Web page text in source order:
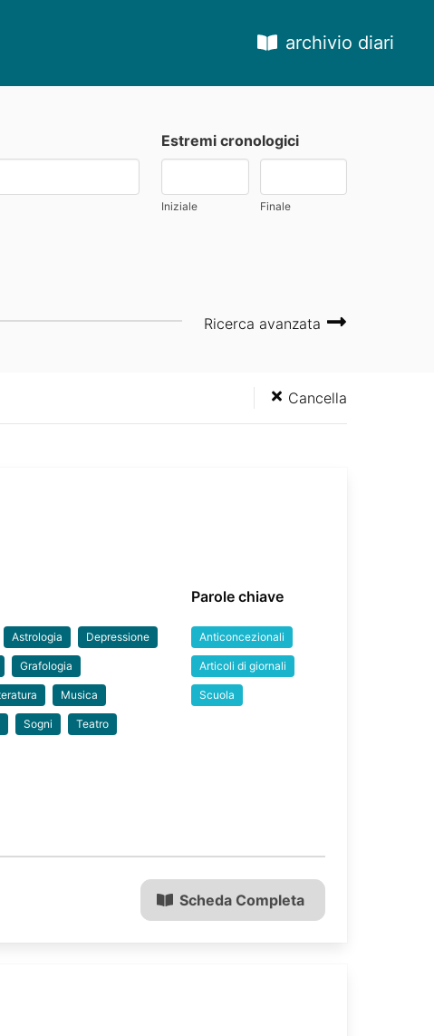
archivio diari
Estremi cronologici
Iniziale Finale
Ricerca avanzata
Cancella
Astrologia Depressione
Grafologia
Musica
Sogni Teatro
Parole chiave
Anticoncezionali
Articoli di giornali
Scuola
Scheda Completa